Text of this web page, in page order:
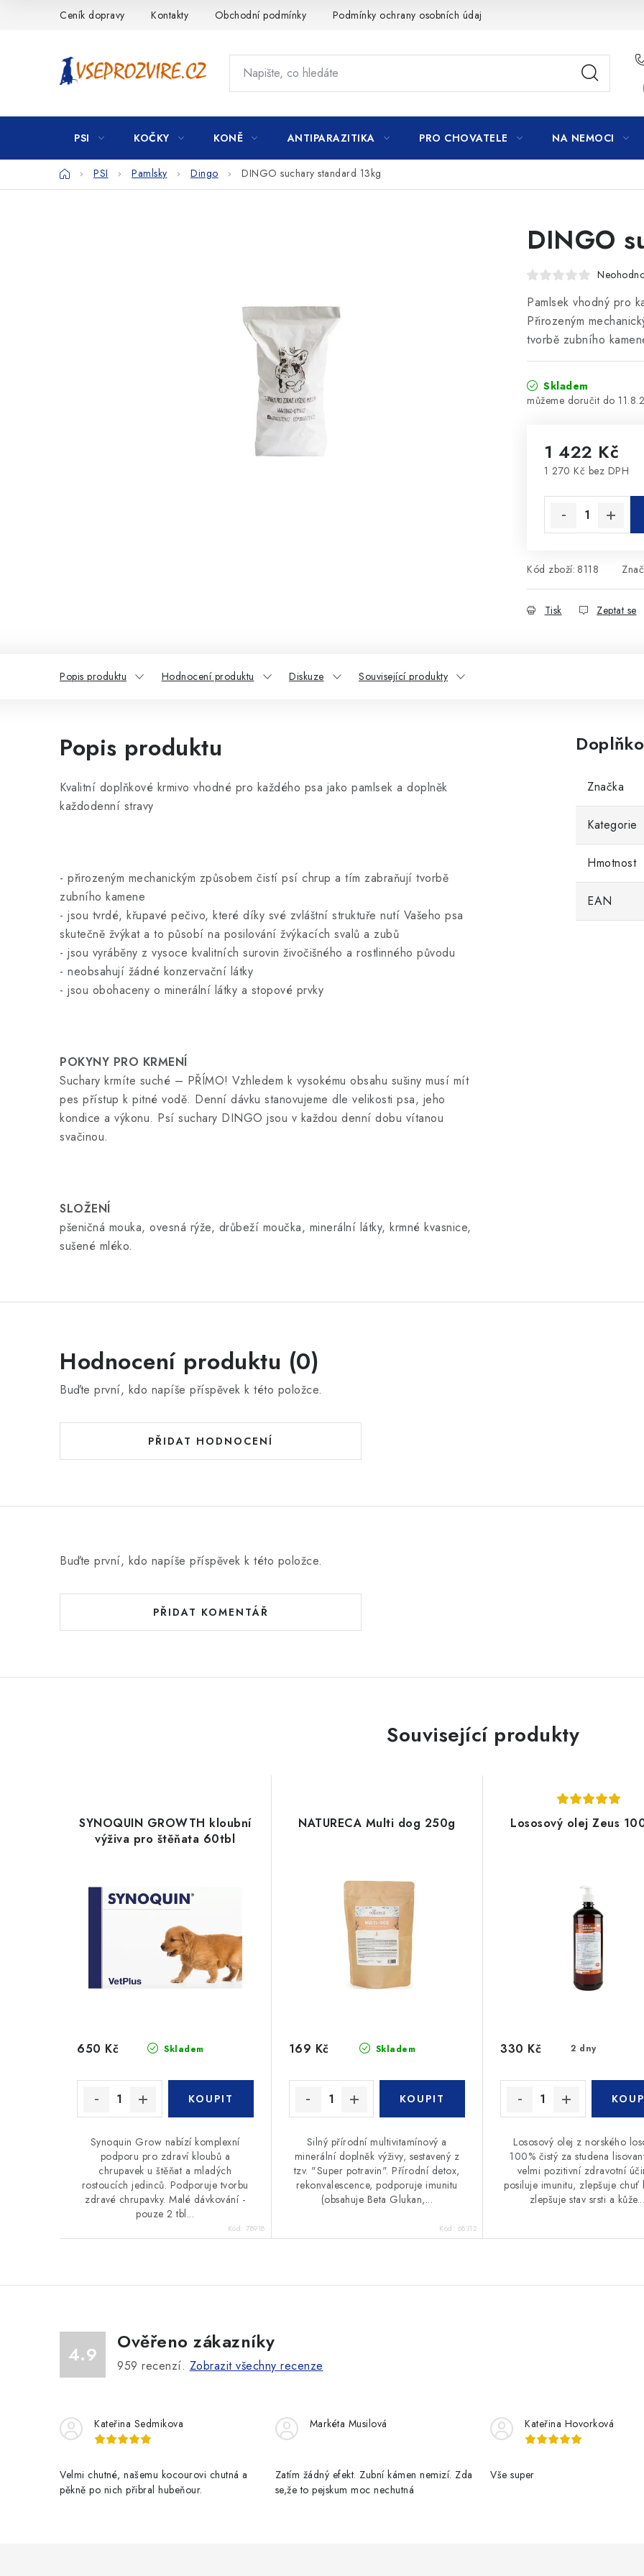
Ceník dopravy Kontakty Obchodní podmínky Podmínky ochrany osobních údajů
PSI KOČKY KONĚ ANTIPARAZITIKA PRO CHOVATELE NA NEMOCI
DomůPSI Pamlsky Dingo DINGO suchary standard 13kg
DINGO
Pamlsek vhodný pro
Přirozeným
tvorbě zubního
Skladem
1 422 Kč
1 270 Kč bez DPH
Kód zboží: 8118
Tisk Zeptat se
Popis produktu Hodnocení produktu Diskuze Související produkty
Popis produktu
Kvalitní doplňkové krmivo vhodné pro každého psa jako pamlsek a doplněk
každodenní stravy
- přirozeným mechanickým způsobem čistí psí chrup a tím zabraňují tvorbě
zubního kamene
- jsou tvrdé, křupavé pečivo, které díky své zvláštní struktuře nutí Vašeho psa
skutečně žvýkat a to působí na posilování žvýkacích svalů a zubů
- jsou vyráběny z vysoce kvalitních surovin živočišného a rostlinného původu
- neobsahují žádné konzervační látky
- jsou obohaceny o minerální látky a stopové prvky
POKYNY PRO KRMENÍ
Suchary krmíte suché – PŘÍMO! Vzhledem k vysokému obsahu sušiny musí mít
pes přístup k pitné vodě. Denní dávku stanovujeme dle velikosti psa, jeho
kondice a výkonu. Psí suchary DINGO jsou v každou denní dobu vítanou
svačinou.
SLOŽENÍ
pšeničná mouka, ovesná rýže, drůbeží moučka, minerální látky, krmné kvasnice,
sušené mléko.
Značka
Kategorie
Hmotnost
EAN
Hodnocení produktu (0)
Buďte první, kdo napíše příspěvek k této položce.
PŘIDAT HODNOCENÍ
Buďte první, kdo napíše příspěvek k této položce.
PŘIDAT KOMENTÁŘ
Související produkty
SYNOQUIN GROWTH kloubní
výživa pro štěňata 60tbl
Skladem
650 Kč
Synoquin Grow nabízí komplexní
podporu pro zdraví kloubů a
chrupavek u štěňat a mladých
rostoucích jedinců. Podporuje tvorbu
zdravé chrupavky. Malé dávkování -
pouze 2 tbl...
Kód: 78918
NATURECA Multi dog 250g
Skladem
169 Kč
Silný přírodní multivitamínový a
minerální doplněk výživy, sestavený z
tzv. "Super potravin". Přírodní detox,
rekonvalescence, podporuje imunitu
(obsahuje Beta Glukan,...
Kód: 68312
Lososový olej Zeus
2 dny
330 Kč
Lososový olej z norského
100% čistý za studena
velmi pozitivní zdravotní
posiluje imunitu, zlepšuje chuť
zlepšuje stav srsti a
4.9
Ověřeno zákazníky
959 recenzí. Zobrazit všechny recenze
Kateřina Sedmikova
Velmi chutné, našemu kocourovi chutná a
pěkně po nich přibral hubeňour.
Markéta Musilová
Zatím žádný efekt. Zubní kámen nemizí. Zda
se,že to pejskum moc nechutná
Kateřina Hovorková
Vše super